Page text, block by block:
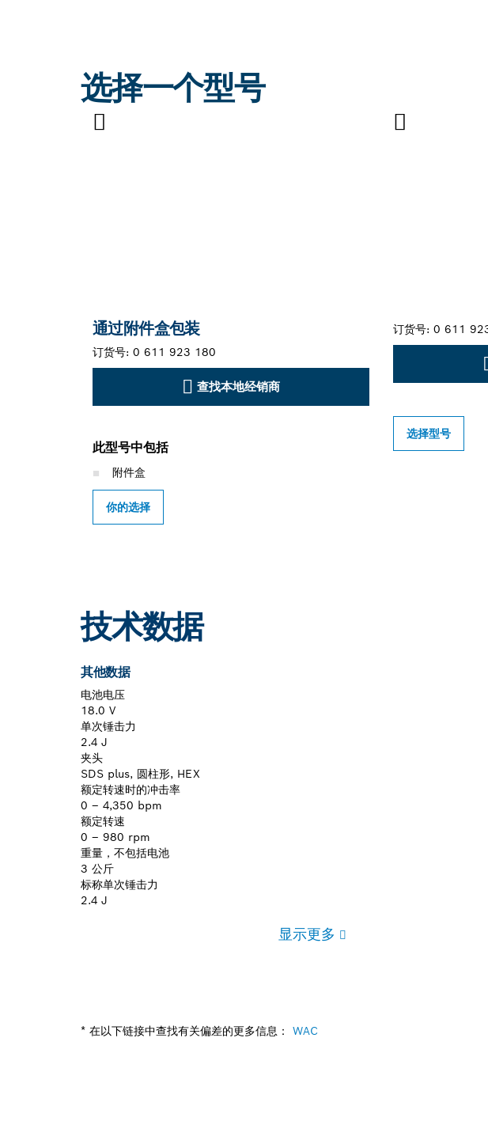
选择一个型号
通过附件盒包装
订货号: 0 611 923 180
查找本地经销商
此型号中包括
附件盒
你的选择
订货号: 0 611
选择型号
技术数据
其他数据
电池电压
18.0 V
单次锤击力
2.4 J
夹头
SDS plus, 圆柱形, HEX
额定转速时的冲击率
0 – 4,350 bpm
额定转速
0 – 980 rpm
重量，不包括电池
3 公斤
标称单次锤击力
2.4 J
显示更多
* 在以下链接中查找有关偏差的更多信息： WAC